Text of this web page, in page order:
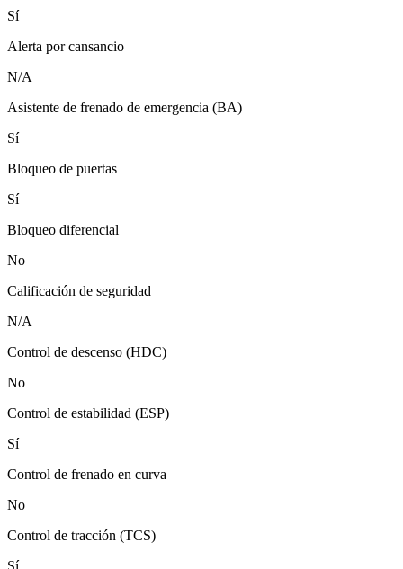
Sí
Alerta por cansancio
N/A
Asistente de frenado de emergencia (BA)
Sí
Bloqueo de puertas
Sí
Bloqueo diferencial
No
Calificación de seguridad
N/A
Control de descenso (HDC)
No
Control de estabilidad (ESP)
Sí
Control de frenado en curva
No
Control de tracción (TCS)